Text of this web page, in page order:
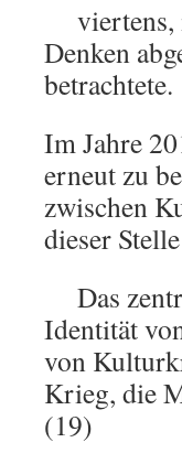
viertens,
Denken
betrachtete.
Im Jahre
erneut zu
zwischen
dieser
Das
Identität
von
Krieg, die
(19)